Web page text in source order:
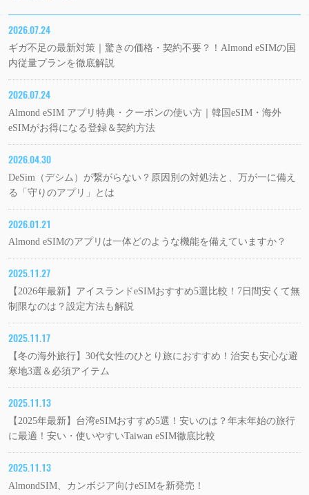
2026.07.24
ギガ不足の最新対策｜驚きの価格・契約不要？！Almond eSIMの国
内従量プランを徹底解説
2026.07.24
Almond eSIM アプリ特典・クーポンの使い方｜韓国eSIM・海外
eSIMがお得になる登録＆契約方法
2026.04.30
DeSim（デシム）が繋がらない？原因別の対処法と、万が一に備え
る「守りのアプリ」とは
2026.01.21
Almond eSIMのアプリは一体どのような機能を備えていますか？
2025.11.27
【2026年最新】アイスランドeSIMおすすめ5選比較！7日間安くて無
制限なのは？設定方法も解説
2025.11.17
【冬の海外旅行】30代女性のひとり旅におすすめ！治安も安心な避
寒地3選＆必須アイテム
2025.11.13
【2025年最新】台湾eSIMおすすめ5選！安いのは？年末年始の旅行
に最適！安い・使いやすいTaiwan eSIM徹底比較
2025.11.13
AlmondSIM、カンボジア向けeSIMを新発売！